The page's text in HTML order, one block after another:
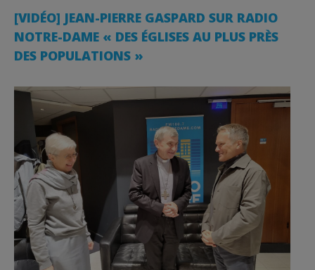
[VIDÉO] JEAN-PIERRE GASPARD SUR RADIO
NOTRE-DAME « DES ÉGLISES AU PLUS PRÈS
DES POPULATIONS »